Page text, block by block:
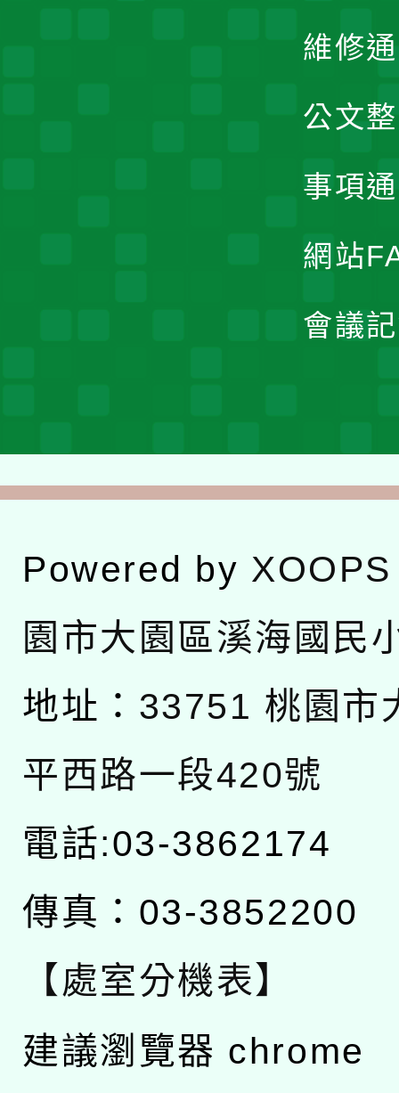
維修
公文
事項
網站
會議
Powered by XOOPS
園市大園區溪海國民
地址： 33751 桃園市
平西路一段420號
電話:03-3862174
傳真：03-3852200
【處室分機表】
建議瀏覽器 chrome